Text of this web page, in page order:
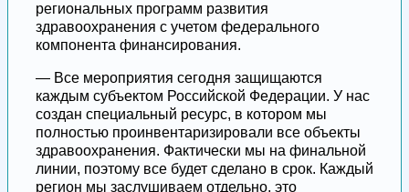
региональных программ развития
здравоохранения с учетом федерального
компонента финансирования.
— Все мероприятия сегодня защищаются
каждым субъектом Российской Федерации. У нас
создан специальный ресурс, в котором мы
полностью проинвентаризировали все объекты
здравоохранения. Фактически мы на финальной
линии, поэтому все будет сделано в срок. Каждый
регион мы заслушиваем отдельно, это